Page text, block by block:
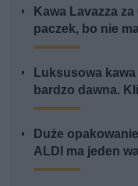
Kawa Lavazza
paczek, bo nie
Luksusowa kawa
bardzo dawna.
Duże
ALDI ma jeden